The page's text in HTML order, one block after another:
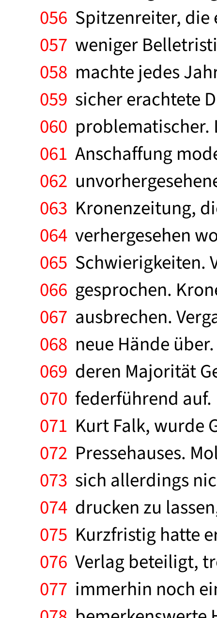
056 Spitzenreiter, die
057 weniger
058 machte jedes
059 sicher erachtete
060 problematischer.
061 Anschaffung
062
063 Kronenzeitung,
064 verhergesehen
065 Schwierigkeiten.
066 gesprochen.
067 ausbrechen.
068 neue Hände
069 deren Majorität
070 federführend
071 Kurt Falk, wurde
072 Pressehauses.
073 sich allerdings
074 drucken zu
075 Kurzfristig hatte
076 Verlag beteiligt,
077 immerhin noch